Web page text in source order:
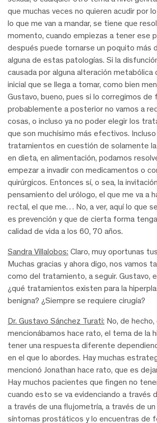
que muchas veces no quieren acudir por
lo que me van a mandar, se tiene que
momento, cuando empiezas a tener ese
después puede tornarse un poquito más
alguna de estas patologías. Si la
causada por alguna alteración
inicial que se llega a tomar, como bien
Gustavo, bueno, pues si lo corregimos de
probablemente a posterior no vamos a
cosas, o incluso ya no poder elegir los
que son muchísimo más efectivos.
tratamientos en cuestión de solamente la
en dieta, en alimentación, podamos
empezar a invadir con medicamentos o
quirúrgicos. Entonces sí, o sea, la
pensamiento del urólogo, el que me va a
rectal, el que me… No, a ver, aquí lo que
es prevención y que de cierta forma
calidad de vida a los 60, 70 años.
Sandra Villalobos: Claro, muy oportunas
Muchas gracias y ahora digo, nos vamos
como del tratamiento, a seguir. Gustavo,
¿qué tratamientos existen para la
benigna? ¿Siempre se requiere cirugía?
Dr. Gustavo Sánchez Turati: No, de hecho,
mencionábamos hace rato, el tema de la
tener una respuesta diferente
en el que lo abordes. Hay muchas
mencionó Jonathan hace rato, que es
Hay muchos pacientes que fingen no
cuando esto se va evidenciando a través
a través de una flujometría, a través de
síntomas prostáticos y lo encuentras de